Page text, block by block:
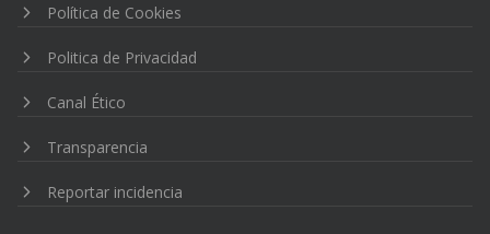
Política de Cookies
Politica de Privacidad
Canal Ético
Transparencia
Reportar incidencia